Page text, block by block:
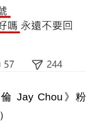
Jay Chou》粉